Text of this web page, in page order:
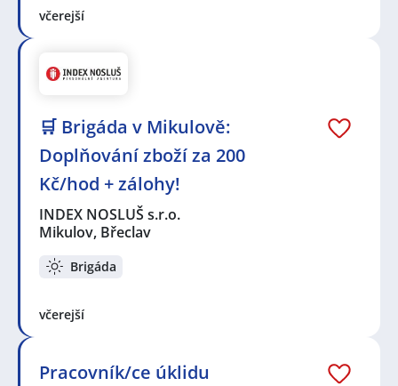
včerejší
🛒 Brigáda v Mikulově:
Doplňování zboží za 200
Kč/hod + zálohy!
INDEX NOSLUŠ s.r.o.
Mikulov, Břeclav
Brigáda
včerejší
Pracovník/ce úklidu